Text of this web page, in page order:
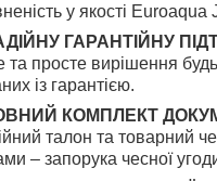
у якості Euroaqua
ГАРАНТІЙНУ
та просте вирішення
із гарантією.
КОМПЛЕКТ
талон та товарний
– запорука чесної